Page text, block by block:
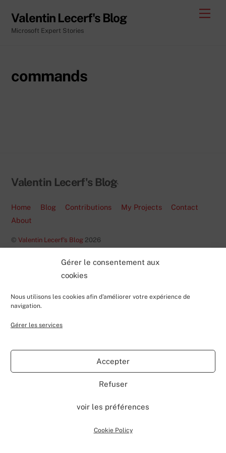
Gérer le consentement aux
cookies
Nous utilisons les cookies afin d'améliorer votre expérience de
navigation.
Gérer les services
Accepter
Refuser
voir les préférences
Cookie Policy
content
Valentin Lecerf's Blog
Microsoft Expert Stories
commands
Back
Top
Valentin Lecerf's Blog
Home Blog Contributions My Projects
Contact
About
©Valentin Lecerf's Blog 2026